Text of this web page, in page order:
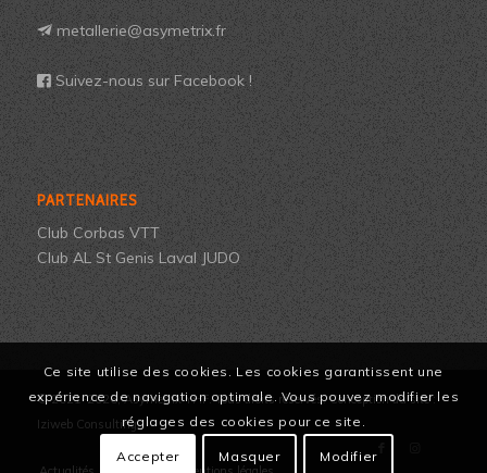
metallerie@asymetrix.fr
Suivez-nous sur Facebook !
PARTENAIRES
Club Corbas VTT
Club AL St Genis Laval JUDO
© 2021-2026, Asymetrix YHF. Tous droits réservés. Conception du site :
Iziweb Consulting.
Ce site utilise des cookies. Les cookies garantissent une
expérience de navigation optimale. Vous pouvez modifier les
réglages des cookies pour ce site.
Accepter Masquer Modifier